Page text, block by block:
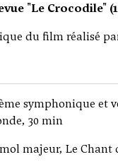
"Le Crocodile"
du film réalisé
symphonique et
30 min
majeur, Le Chant